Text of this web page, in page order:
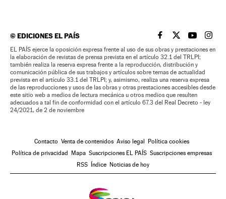
©EDICIONES EL PAÍS EL PAÍS BRASIL EN
EL PAÍSEL PAÍS
EL
EL PAÍS ejerce la oposición expresa frente al uso de sus obras y prestaciones en
la elaboración de revistas de prensa prevista en el artículo 32.1 del TRLPI;
también realiza la reserva expresa frente a la reproducción, distribución y
comunicación pública de sus trabajos y artículos sobre temas de actualidad
prevista en el artículo 33.1 del TRLPI; y, asimismo, realiza una reserva expresa
de las reproducciones y usos de las obras y otras prestaciones accesibles desde
este sitio web a medios de lectura mecánica u otros medios que resulten
adecuados a tal fin de conformidad con el artículo 67.3 del Real Decreto - ley
24/2021, de 2 de noviembre
Contacto Venta de contenidos Aviso legal
Política cookies
Política de privacidad
Mapa Suscripciones EL PAÍS Suscripciones empresas
RSS
Índice Noticias de hoy